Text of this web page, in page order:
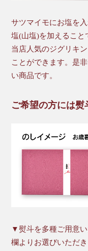
サツマイモにお塩を
塩(山塩)を加えること
当店人気のジグリキ
ことができます。是
い商品です。
ご希望の方には熨
▼熨斗を多種ご用意
欄よりお選びいただ